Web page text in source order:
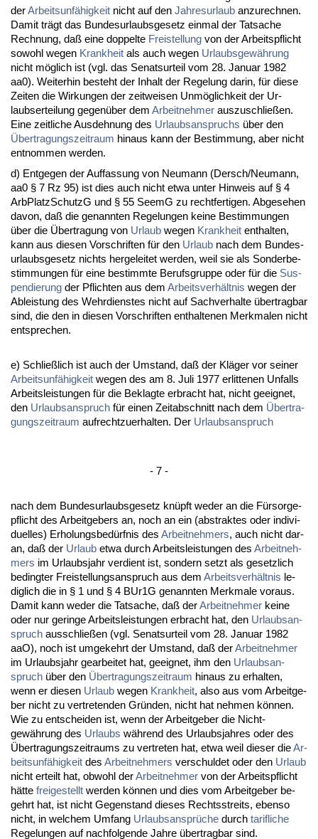
derAr­beits­unfähig­keit nicht auf den Jah­res­ur­laub an­zu­rech­nen.
Da­mit trägt das Bun­des­ur­laubs­ge­setz ein­mal der Tat­sa­che
Rech­nung, daß ei­ne dop­pel­te Frei­stel­lung von der Ar­beits­pflicht
so­wohl we­gen Krank­heit als auch we­gen Ur­laubs­gewährung
nicht möglich ist (vgl. das Se­nats­ur­teil vom 28. Ja­nu­ar 1982
aa0). Wei­ter­hin be­steht der In­halt der Re­ge­lung dar­in, für die­se
Zei­ten die Wir­kun­gen der zeit­wei­sen Unmöglich­keit der Ur­
laubser­tei­lung ge­genüber dem Ar­beit­neh­mer aus­zu­sch­ließen.
Ei­ne zeit­li­che Aus­deh­nung des Ur­laubs­an­spruchs über den
Über­tra­gungs­zeit­raum hin­aus kann der Be­stim­mung, aber nicht
ent­nom­men wer­den.
d) Ent­ge­gen der Auf­fas­sung von Neu­mann (Dersch/Neu­mann,
aa0 § 7 Rz 95) ist dies auch nicht et­wa un­ter Hin­weis auf § 4
Arb­Plat­zSchutzG und § 55 SeemG zu recht­fer­ti­gen. Ab­ge­se­hen
da­von, daß die ge­nann­ten Re­ge­lun­gen kei­ne Be­stim­mun­gen
über die Über­tra­gung von Ur­laub we­gen Krank­heit ent­hal­ten,
kann aus die­sen Vor­schrif­ten für den Ur­laub nach dem Bun­des­
ur­laubs­ge­setz nichts her­ge­lei­tet wer­den, weil sie als Son­der­be­
stim­mun­gen für ei­ne be­stimm­te Be­rufs­grup­pe oder für die Su­s­
pen­die­rung der Pflich­ten aus dem Ar­beits­verhält­nis we­gen der
Ab­leis­tung des Wehr­diens­tes nicht auf Sach­ver­hal­te über­trag­bar
sind, die den in die­sen Vor­schrif­ten ent­hal­te­nen Merk­ma­len nicht
ent­spre­chen.
e) Sch­ließlich ist auch der Um­stand, daß der Kläger vor sei­ner
Ar­beits­unfähig­keit we­gen des am 8. Ju­li 1977 er­lit­te­nen Un­falls
Ar­beits­leis­tun­gen für die Be­klag­te er­bracht hat, nicht ge­eig­net,
den Ur­laubs­an­spruch für ei­nen Zeit­ab­schnitt nach dem Über­tra­
gungs­zeit­raum auf­recht­zu­er­hal­ten. Der Ur­laubs­an­spruch
- 7 -
nach dem Bun­des­ur­laubs­ge­setz knüpft we­der an die Fürsor­ge­
pflicht des Ar­beit­ge­bers an, noch an ein (abs­trak­tes oder in­di­vi­
du­el­les) Er­ho­lungs­bedürf­nis des Ar­beit­neh­mers, auch nicht dar­
an, daß der Ur­laub et­wa durch Ar­beits­leis­tun­gen des Ar­beit­neh­
mers im Ur­laubs­jahr ver­dient ist, son­dern setzt als ge­setz­lich
be­ding­ter Frei­stel­lungs­an­spruch aus dem Ar­beits­verhält­nis le­
dig­lich die in § 1 und § 4 BUr1G ge­nann­ten Merk­ma­le vor­aus.
Da­mit kann we­der die Tat­sa­che, daß derAr­beit­neh­mer kei­ne
oder nur ge­rin­ge Ar­beits­leis­tun­gen er­bracht hat, den Ur­laubs­an­
spruch aus­sch­ließen (vgl. Se­nats­ur­teil vom 28. Ja­nu­ar 1982
aaO), noch ist um­ge­kehrt der Um­stand, daß derAr­beit­neh­mer
im Ur­laubs­jahr ge­ar­bei­tet hat, ge­eig­net, ihm den Ur­laubs­an­
spruch über den Über­tra­gungs­zeit­raum hin­aus zu er­hal­ten,
wenn er die­sen Ur­laub we­gen Krank­heit, al­so aus vom Ar­beit­ge­
ber nicht zu ver­tre­ten­den Gründen, nicht hat neh­men können.
Wie zu ent­schei­den ist, wenn der Ar­beit­ge­ber die Nicht­
gewährung des Ur­laubs während des Ur­laubs­jah­res oder des
Über­tra­gungs­zeit­raums zu ver­tre­ten hat, et­wa weil die­ser dieAr­
beits­unfähig­keit des Ar­beit­neh­mers ver­schul­det oder den Ur­laub
nicht er­teilt hat, ob­wohl derAr­beit­neh­mer von der Ar­beits­pflicht
hätte frei­ge­stellt wer­den können und dies vom Ar­beit­ge­ber be­
gehrt hat, ist nicht Ge­gen­stand die­ses Rechts­streits, eben­so
nicht, in wel­chem Um­fang Ur­laubs­ansprüche durch ta­rif­li­che
Re­ge­lun­gen auf nach­fol­gen­de Jah­re über­trag­bar sind.